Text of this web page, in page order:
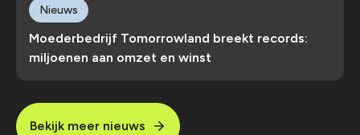
Moederbedrijf Tomorrowland breekt records:
miljoenen aan omzet en winst
Nieuws
Bekijk meer nieuws